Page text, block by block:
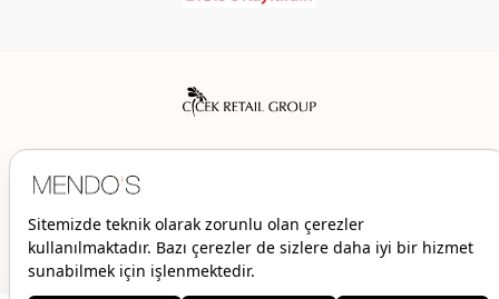
© 2026 Mendo’s | Her hakkı saklıdır.